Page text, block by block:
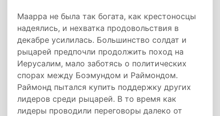
Маарра не была так богата, как крестоносцы
надеялись, и нехватка продовольствия в
декабре усилилась. Большинство солдат и
рыцарей предпочли продолжить поход на
Иерусалим, мало заботясь о политических
спорах между Боэмундом и Раймондом.
Раймонд пытался купить поддержку других
лидеров среди рыцарей. В то время как
лидеры проводили переговоры далеко от